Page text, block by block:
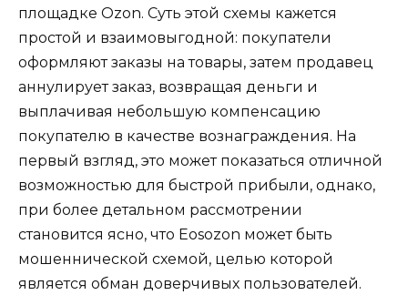
площадке Ozon. Суть этой схемы кажется
простой и взаимовыгодной: покупатели
оформляют заказы на товары, затем продавец
аннулирует заказ, возвращая деньги и
выплачивая небольшую компенсацию
покупателю в качестве вознаграждения. На
первый взгляд, это может показаться отличной
возможностью для быстрой прибыли, однако,
при более детальном рассмотрении
становится ясно, что Eosozon может быть
мошеннической схемой, целью которой
является обман доверчивых пользователей.